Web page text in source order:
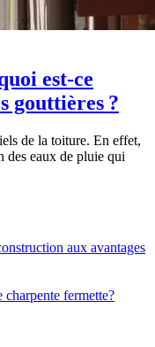
est-ce
gouttières ?
de la toiture. En effet,
des eaux de pluie qui
aux avantages
fermette?